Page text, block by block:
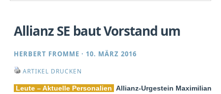
Allianz SE baut Vorstand um
HERBERT FROMME · 10. MÄRZ 2016
ARTIKEL DRUCKEN
Leute – Aktuelle Personalien Allianz-Urgestein Maximilian